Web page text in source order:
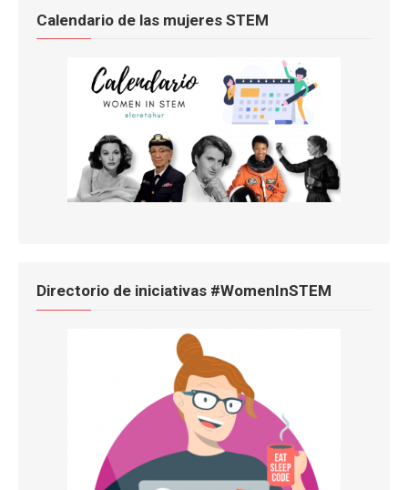
Calendario de las mujeres STEM
Directorio de iniciativas #WomenInSTEM